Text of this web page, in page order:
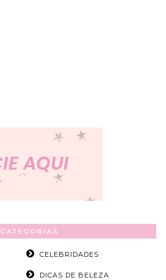
CATEGORIAS
CELEBRIDADES
DICAS DE BELEZA